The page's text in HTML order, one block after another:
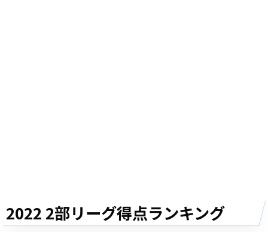
2022 2部リーグ得点ランキング